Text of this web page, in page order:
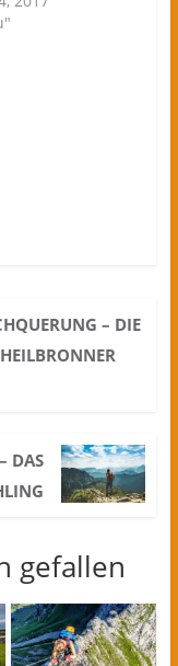
– DIE S
H
DAS
gefallen